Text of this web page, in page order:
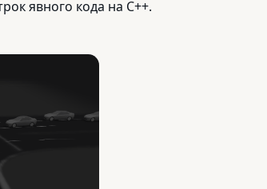
явного кода на C++.